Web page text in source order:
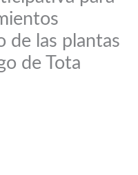
de las plantas
de Tota